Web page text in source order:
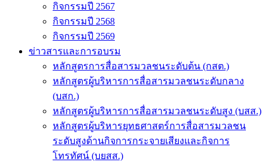
กิจกรรมปี 2567
กิจกรรมปี 2568
กิจกรรมปี 2569
ข่าวสารและการอบรม
หลักสูตรการสื่อสารมวลชนระดับต้น (กสต.)
หลักสูตรผู้บริหารการสื่อสารมวลชนระดับกลาง
(บสก.)
หลักสูตรผู้บริหารการสื่อสารมวลชนระดับสูง (บสส.)
หลักสูตรผู้บริหารยุทธศาสตร์การสื่อสารมวลชน
ระดับสูงด้านกิจการกระจายเสียงและกิจการ
โทรทัศน์ (บยสส.)